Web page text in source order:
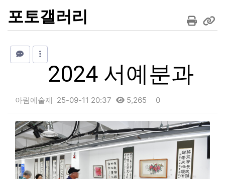
포토갤러리
2024 서예분과
아림예술제 25-09-11 20:37 5,265 0
본문